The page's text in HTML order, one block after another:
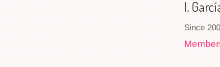
I.
Since